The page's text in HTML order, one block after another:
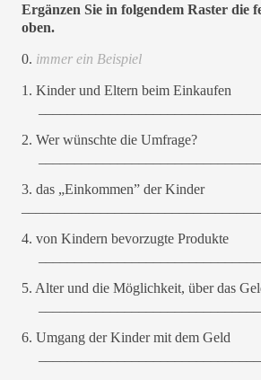
Ergänzen Sie in folgendem Raster die
oben.
0. immer ein Beispiel
1. Kinder und Eltern beim Einkaufen
2. Wer wünschte die Umfrage?
3. das „Einkommen” der Kinder
4. von Kindern bevorzugte Produkte
5. Alter und die Möglichkeit, über das
6. Umgang der Kinder mit dem Geld